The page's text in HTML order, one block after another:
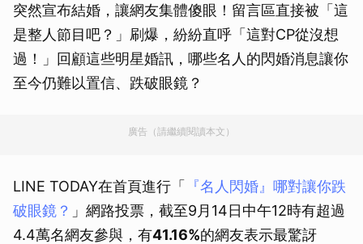
突然宣布結婚，讓網友集體傻眼！留言區直接被「這
是整人節目吧？」刷爆，紛紛直呼「這對CP從沒想
過！」回顧這些明星婚訊，哪些名人的閃婚消息讓你
至今仍難以置信、跌破眼鏡？
廣告（請繼續閱讀本文）
LINE TODAY在首頁進行「 『名人閃婚』哪對讓你跌
破眼鏡？ 」網路投票，截至9月14日中午12時有超過
4.4萬名網友參與，有41.16%的網友表示最驚訝